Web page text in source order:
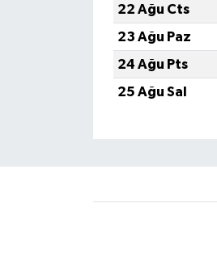
22 Ağu Cts
23 Ağu Paz
24 Ağu Pts
25 Ağu Sal